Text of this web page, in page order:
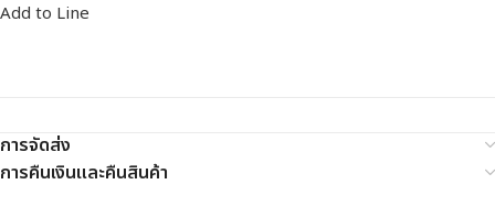
Add to Line
การจัดส่ง
การคืนเงินและคืนสินค้า